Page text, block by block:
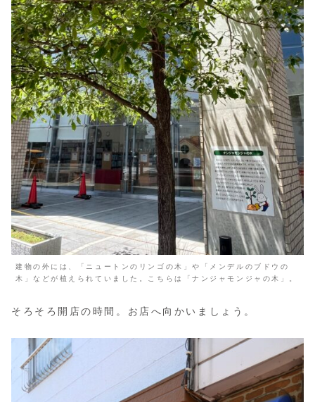
建物の外には、「ニュートンのリンゴの木」や「メンデルのブドウの
木」などが植えられていました。こちらは「ナンジャモンジャの木」。
そろそろ開店の時間。お店へ向かいましょう。